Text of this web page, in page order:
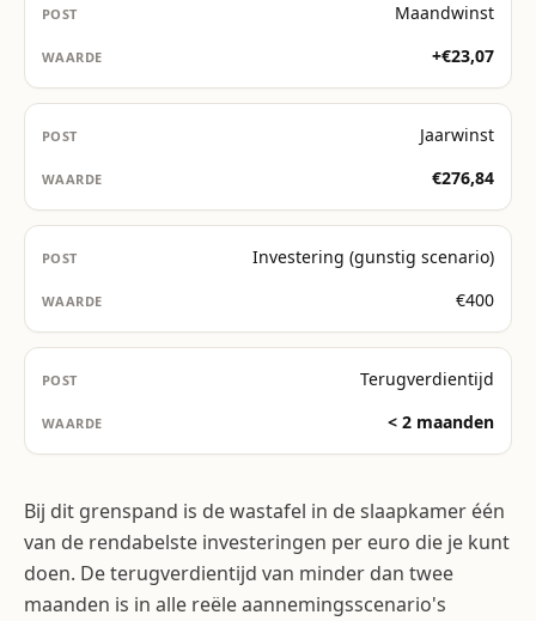
Maandwinst
+€23,07
Jaarwinst
€276,84
Investering (gunstig scenario)
€400
Terugverdientijd
< 2 maanden
Bij dit grenspand is de wastafel in de slaapkamer één
van de rendabelste investeringen per euro die je kunt
doen. De terugverdientijd van minder dan twee
maanden is in alle reële aannemingsscenario's